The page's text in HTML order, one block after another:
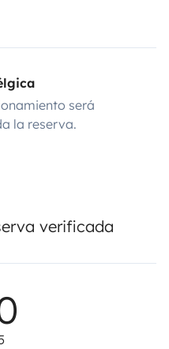
será
la reserva.
verificada